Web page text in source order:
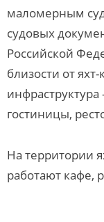
маломерным
судовых
Российской
близости от
гостиницы,
На территории
работают кафе,